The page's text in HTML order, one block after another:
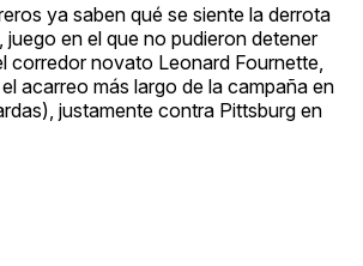
ya saben qué se siente la derrota
en el que no pudieron detener
corredor novato Leonard Fournette,
acarreo más largo de la campaña en
justamente contra Pittsburg en